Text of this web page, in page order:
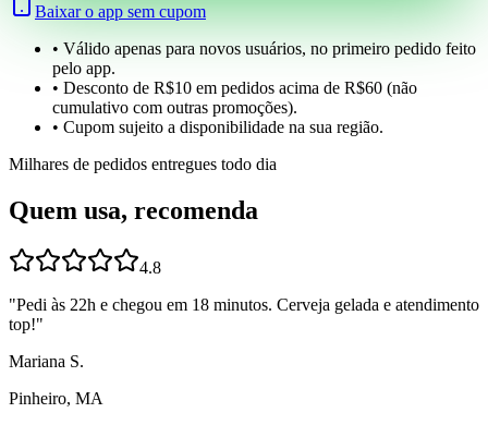
Baixar o app sem cupom
• Válido apenas para novos usuários, no primeiro pedido feito
pelo app.
• Desconto de R$10 em pedidos acima de R$60 (não
cumulativo com outras promoções).
• Cupom sujeito a disponibilidade na sua região.
Milhares de pedidos entregues todo dia
Quem usa, recomenda
4.8
"Pedi às 22h e chegou em 18 minutos. Cerveja gelada e atendimento
top!"
Mariana S.
Pinheiro, MA